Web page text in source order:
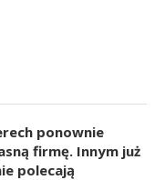
ponownie
firmę. Innym już
polecają